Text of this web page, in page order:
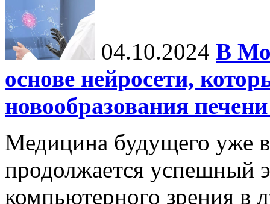
04.10.2024 В
основе нейросети,
новообразования
Медицина будущего уже
продолжается успешный
компьютерного зрения в